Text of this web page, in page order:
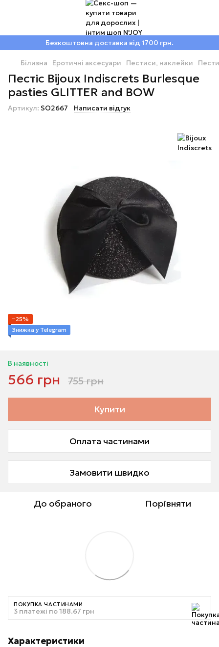
Безкоштовна доставка від 1700 грн.
Білизна Еротичні аксесуари Пестиси, наклейки
Пестіс Bijoux Indiscrets Burlesque
pasties GLITTER and BOW
Артикул: SO2667 Написати відгук
−25%
Знижка у Telegram
В наявності
566 грн 755 грн
Купити
Оплата частинами
Замовити швидко
До обраного Порівняти
ПОКУПКА ЧАСТИНАМИ
3 платежі по 188.67 грн
Характеристики